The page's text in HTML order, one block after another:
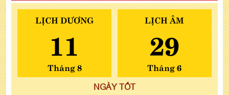
LỊCH DƯƠNG
11
Tháng 8
LỊCH ÂM
29
Tháng 6
NGÀY TỐT